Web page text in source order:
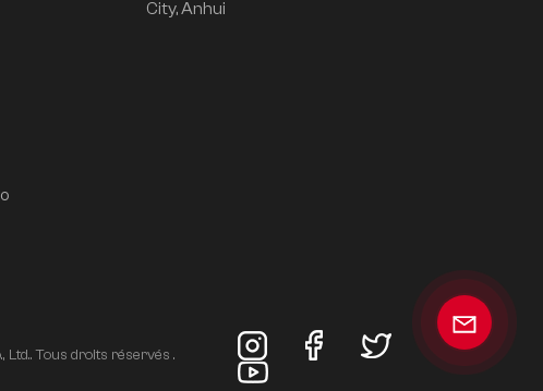
City, Anhui
Tous droits réservés .